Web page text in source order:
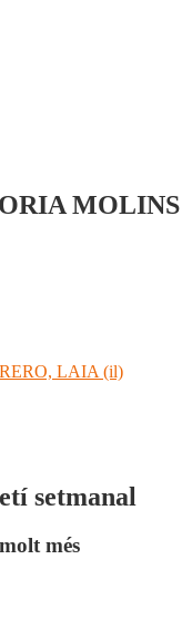
MOLINS
LAIA (il)
setmanal
més